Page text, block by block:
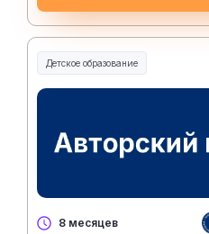
Детское образование
8 месяцев